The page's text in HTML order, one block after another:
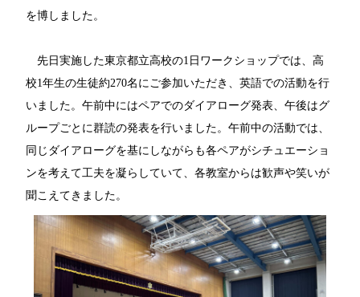
を博しました。
先日実施した東京都立高校の1日ワークショップでは、高
校1年生の生徒約270名にご参加いただき、英語での活動を行
いました。午前中にはペアでのダイアローグ発表、午後はグ
ループごとに群読の発表を行いました。午前中の活動では、
同じダイアローグを基にしながらも各ペアがシチュエーショ
ンを考えて工夫を凝らしていて、各教室からは歓声や笑いが
聞こえてきました。